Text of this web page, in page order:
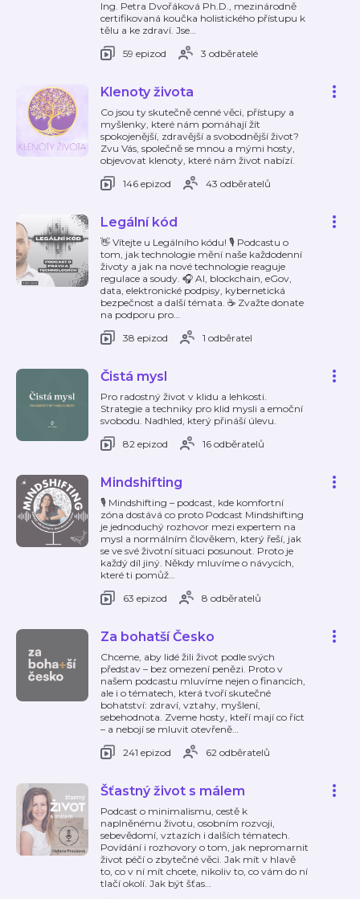
Ing. Petra Dvořáková Ph.D., mezinárodně
certifikovaná koučka holistického přístupu k
tělu a ke zdraví. Jse…
59 epizod
3 odběratelé
Klenoty života
Co jsou ty skutečně cenné věci, přístupy a
myšlenky, které nám pomáhají žít
spokojenější, zdravější a svobodnější život?
Zvu Vás, společně se mnou a mými hosty,
objevovat klenoty, které nám život nabízí.
146 epizod
43 odběratelů
Legální kód
👋 Vítejte u Legálního kódu! 🎙️ Podcastu o
tom, jak technologie mění naše každodenní
životy a jak na nové technologie reaguje
regulace a soudy. 🎧 AI, blockchain, eGov,
data, elektronické podpisy, kybernetická
bezpečnost a další témata. ☕️ Zvažte donate
na podporu pro…
38 epizod
1 odběratel
Čistá mysl
Pro radostný život v klidu a lehkosti.
Strategie a techniky pro klid mysli a emoční
svobodu. Nadhled, který přináší úlevu.
82 epizod
16 odběratelů
Mindshifting
🎙 Mindshifting – podcast, kde komfortní
zóna dostává co proto Podcast Mindshifting
je jednoduchý rozhovor mezi expertem na
mysl a normálním člověkem, který řeší, jak
se ve své životní situaci posunout. Proto je
každý díl jiný. Někdy mluvíme o návycích,
které ti pomůž…
63 epizod
8 odběratelů
Za bohatší Česko
Chceme, aby lidé žili život podle svých
představ – bez omezení penězi. Proto v
našem podcastu mluvíme nejen o financích,
ale i o tématech, která tvoří skutečné
bohatství: zdraví, vztahy, myšlení,
sebehodnota. Zveme hosty, kteří mají co říct
– a nebojí se mluvit otevřeně…
241 epizod
62 odběratelů
Šťastný život s málem
Podcast o minimalismu, cestě k
naplněnému životu, osobním rozvoji,
sebevědomí, vztazích i dalších tématech.
Povídání i rozhovory o tom, jak nepromarnit
život péčí o zbytečné věci. Jak mít v hlavě
to, co v ní mít chcete, nikoliv to, co vám do ní
tlačí okolí. Jak být šťas…